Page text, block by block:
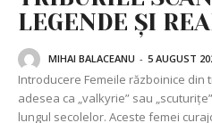
LEGENDE ȘI
MIHAI BALACEANU - 5 AUGUST
Introducere Femeile războinice
adesea ca „valkyrie” sau
lungul secolelor. Aceste femei